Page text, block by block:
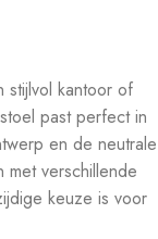
stijlvol kantoor of
past perfect in
en de neutrale
met verschillende
keuze is voor